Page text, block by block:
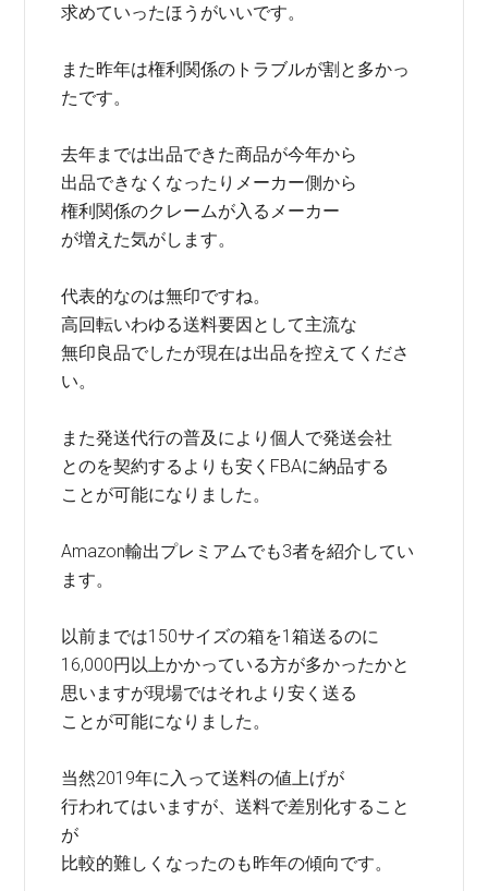
求めていったほうがいいです。
また昨年は権利関係のトラブルが割と多かっ
たです。
去年までは出品できた商品が今年から
出品できなくなったりメーカー側から
権利関係のクレームが入るメーカー
が増えた気がします。
代表的なのは無印ですね。
高回転いわゆる送料要因として主流な
無印良品でしたが現在は出品を控えてくださ
い。
また発送代行の普及により個人で発送会社
とのを契約するよりも安くFBAに納品する
ことが可能になりました。
Amazon輸出プレミアムでも3者を紹介してい
ます。
以前までは150サイズの箱を1箱送るのに
16,000円以上かかっている方が多かったかと
思いますが現場ではそれより安く送る
ことが可能になりました。
当然2019年に入って送料の値上げが
行われてはいますが、送料で差別化すること
が
比較的難しくなったのも昨年の傾向です。